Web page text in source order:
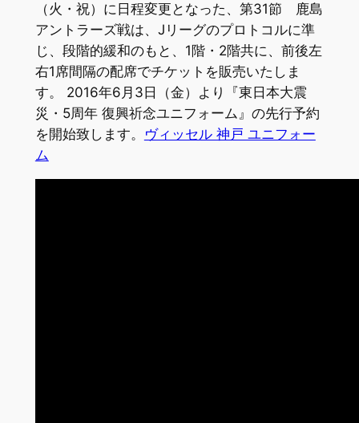
（火・祝）に日程変更となった、第31節 鹿島
アントラーズ戦は、Jリーグのプロトコルに準
じ、段階的緩和のもと、1階・2階共に、前後左
右1席間隔の配席でチケットを販売いたしま
す。 2016年6月3日（金）より『東日本大震
災・5周年 復興祈念ユニフォーム』の先行予約
を開始致します。
ヴィッセル 神戸 ユニフォー
ム